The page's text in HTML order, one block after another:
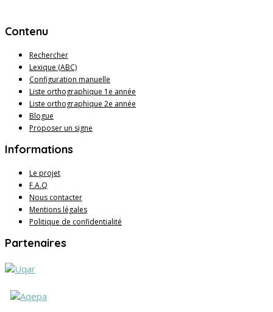
Contenu
Rechercher
Lexique (ABC)
Configuration manuelle
Liste orthographique 1e année
Liste orthographique 2e année
Blogue
Proposer un signe
Informations
Le projet
F.A.Q
Nous contacter
Mentions légales
Politique de confidentialité
Partenaires